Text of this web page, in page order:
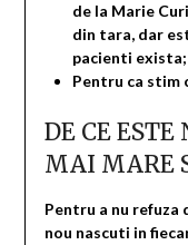
de la Marie
din tara, dar
pacienti exista;
Pentru ca stim
DE CE ESTE
MAI MARE
Pentru a nu refuza
nou nascuti in